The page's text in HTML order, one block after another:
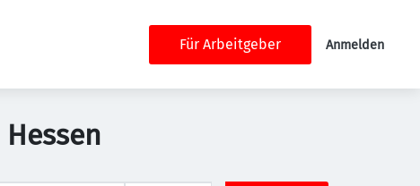
Für Arbeitgeber Anmelden